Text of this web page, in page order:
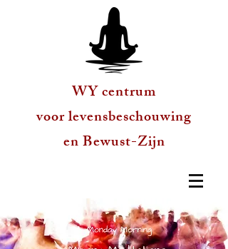
WY centrum
voor levensbeschouwing
en Bewust-Zijn